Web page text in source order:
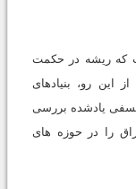
که ریشه در حکمت
این رو، بنیادهای
یادشده بررسی
را در حوزه های